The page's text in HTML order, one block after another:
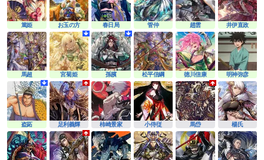
篤姫 お玉の方 春日局 管仲 趙雲 井伊直政
馬超 宮菊姫 孫臏 松平信綱 徳川信康 明神弥彦
盗跖 足利義輝 柿崎景家 小侍従 馬岱 楊氏